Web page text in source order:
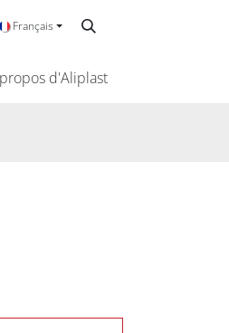
Français
d'Aliplast